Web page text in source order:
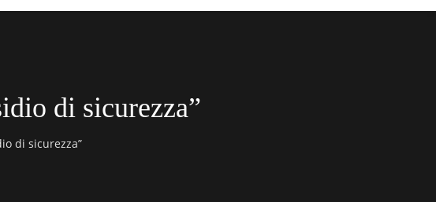
di sicurezza”
di sicurezza”